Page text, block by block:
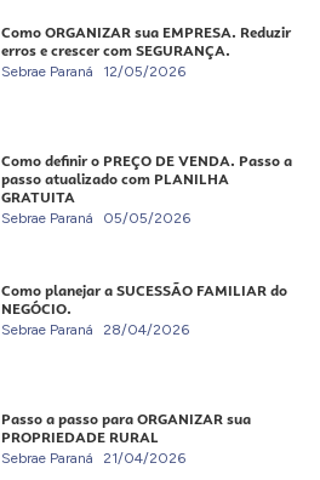
Como ORGANIZAR sua EMPRESA. Reduzir
erros e crescer com SEGURANÇA.
Sebrae Paraná 12/05/2026
Como definir o PREÇO DE VENDA. Passo a
passo atualizado com PLANILHA
GRATUITA
Sebrae Paraná 05/05/2026
Como planejar a SUCESSÃO FAMILIAR do
NEGÓCIO.
Sebrae Paraná 28/04/2026
Passo a passo para ORGANIZAR sua
PROPRIEDADE RURAL
Sebrae Paraná 21/04/2026